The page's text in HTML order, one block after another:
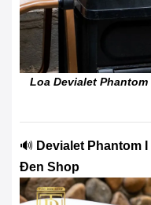
Loa Devialet
🔊 Devialet Phantom
Đen Shop